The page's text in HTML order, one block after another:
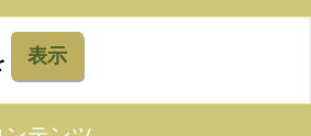
表示